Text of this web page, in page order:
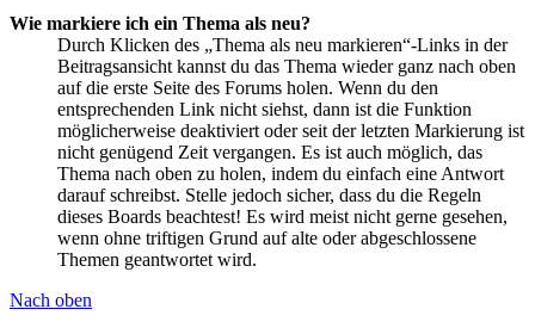
Wie markiere ich ein Thema als neu?
Durch Klicken des „Thema als neu markieren“-Links in der
Beitragsansicht kannst du das Thema wieder ganz nach oben
auf die erste Seite des Forums holen. Wenn du den
entsprechenden Link nicht siehst, dann ist die Funktion
möglicherweise deaktiviert oder seit der letzten Markierung ist
nicht genügend Zeit vergangen. Es ist auch möglich, das
Thema nach oben zu holen, indem du einfach eine Antwort
darauf schreibst. Stelle jedoch sicher, dass du die Regeln
dieses Boards beachtest! Es wird meist nicht gerne gesehen,
wenn ohne triftigen Grund auf alte oder abgeschlossene
Themen geantwortet wird.
Nach oben